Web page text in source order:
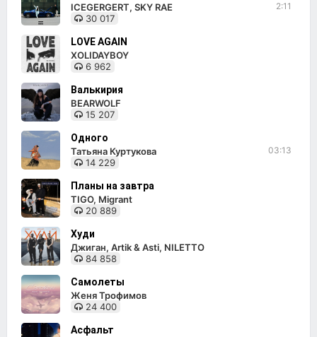
ICEGERGERT, SKY RAE
30 017
2:11
LOVE AGAIN
XOLIDAYBOY
6 962
Валькирия
BEARWOLF
15 207
Одного
Татьяна Куртукова
14 229
03:13
Планы на завтра
TIGO, Migrant
20 889
Худи
Джиган, Artik & Asti, NILETTO
84 858
Самолеты
Женя Трофимов
24 400
Асфальт